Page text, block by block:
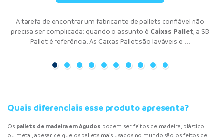
A tarefa de encontrar um fabricante de pallets confiável não
precisa ser complicada: quando o assunto é Caixas Pallet, a SB
Pallet é referência. As Caixas Pallet são laváveis e ...
A tarefa de encontrar um fabricante de pallets confiável não
precisa ser complicada: quando o assunto éEstrados de
Plástico , a SB Pallet é referência. OsEstrados de Plástico
Buscando atuar de maneira mais eficiente e organizada, o uso de
pallets tem se tornado muito comum para empresas de todos
os ramos da indústria. Isso porque é a ...
Muitas empresas precisam atuar de maneira eficiente e
organizada. Por isso, o uso de pallet tem se tornado comum, pois
é a melhor opção para o armazenamento e movimentação ...
A locação de pallets de plástico é uma das melhores alternativas
para solucionar problemas logísticos de empresas, acabando
com os problemas de excesso e falta de materiais. Através do ...
Um dos grandes problemas de logística que as empresas
encontram é a quantidade. Isso porque às vezes o empresário
enfrenta dilemas com o excesso de materiais, enquanto em
A tarefa de encontrar um fabricante de pallets confiável não
precisa ser complicada: quando o assunto éPallets de
Contenção, a SB Pallet é referência. Os Pallets de Contenção
A tarefa de encontrar um fabricante de pallets confiável não
precisa ser complicada: quando o assunto éPallets de Madeira
a SB Pallet é referência. OsPallets de Madeirasão ...
A tarefa de encontrar um fabricante de pallets confiável não
precisa ser complicada: quando o assunto éPallets de Plástico
a SB Pallet é referência. OsPallets de Plásticosão ...
A tarefa de encontrar um fabricante de pallets confiável não
precisa ser complicada: quando o assunto é Racks Metálicos, a
SB Pallet é referência. O rack metálico é uma estrutura ...
Quais diferenciais esse produto apresenta?
Os pallets de madeira em Agudos podem ser feitos de madeira, plástico
ou metal, apesar de que os pallets mais usados ​​no mundo são os feitos de